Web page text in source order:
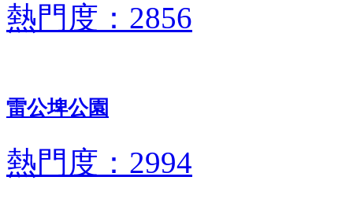
熱門度：2856
雷公埤公園
熱門度：2994